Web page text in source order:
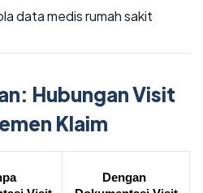
data medis rumah sakit
Hubungan Visit
Klaim
Dengan